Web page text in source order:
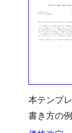
本テンプ
書き方の例